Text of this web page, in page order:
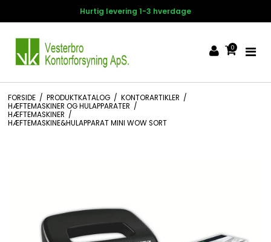
Hurtig levering 1-3 hverdage
0
FORSIDE / PRODUKTKATALOG / KONTORARTIKLER /
HÆFTEMASKINER OG HULAPPARATER /
HÆFTEMASKINER /
HÆFTEMASKINE&HULAPPARAT MINI WOW SORT